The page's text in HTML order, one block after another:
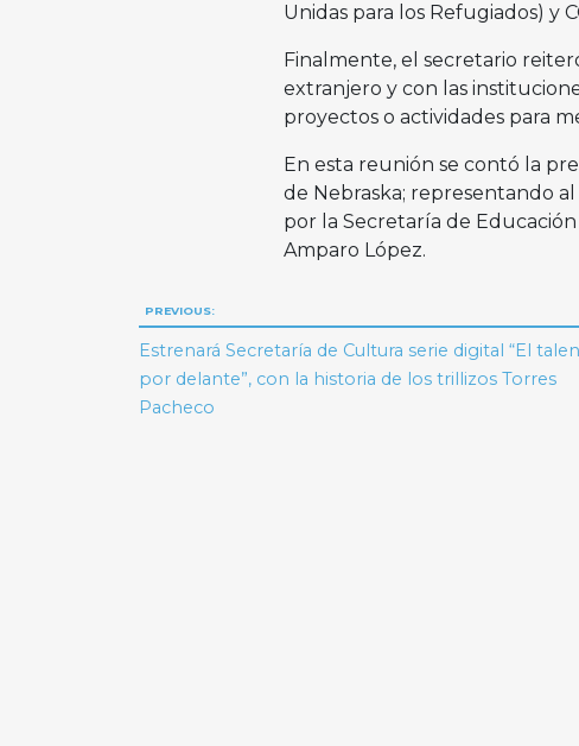
Unidas para los Refugiados) y
Finalmente, el secretario
extranjero y con las
proyectos o actividades para
En esta reunión se contó la
de Nebraska; representando
por la Secretaría de
Amparo López.
Navegación
de
entradas
PREVIOUS:
Estrenará Secretaría de Cultura serie digital “El
por delante”, con la historia de los trillizos Torres
Pacheco